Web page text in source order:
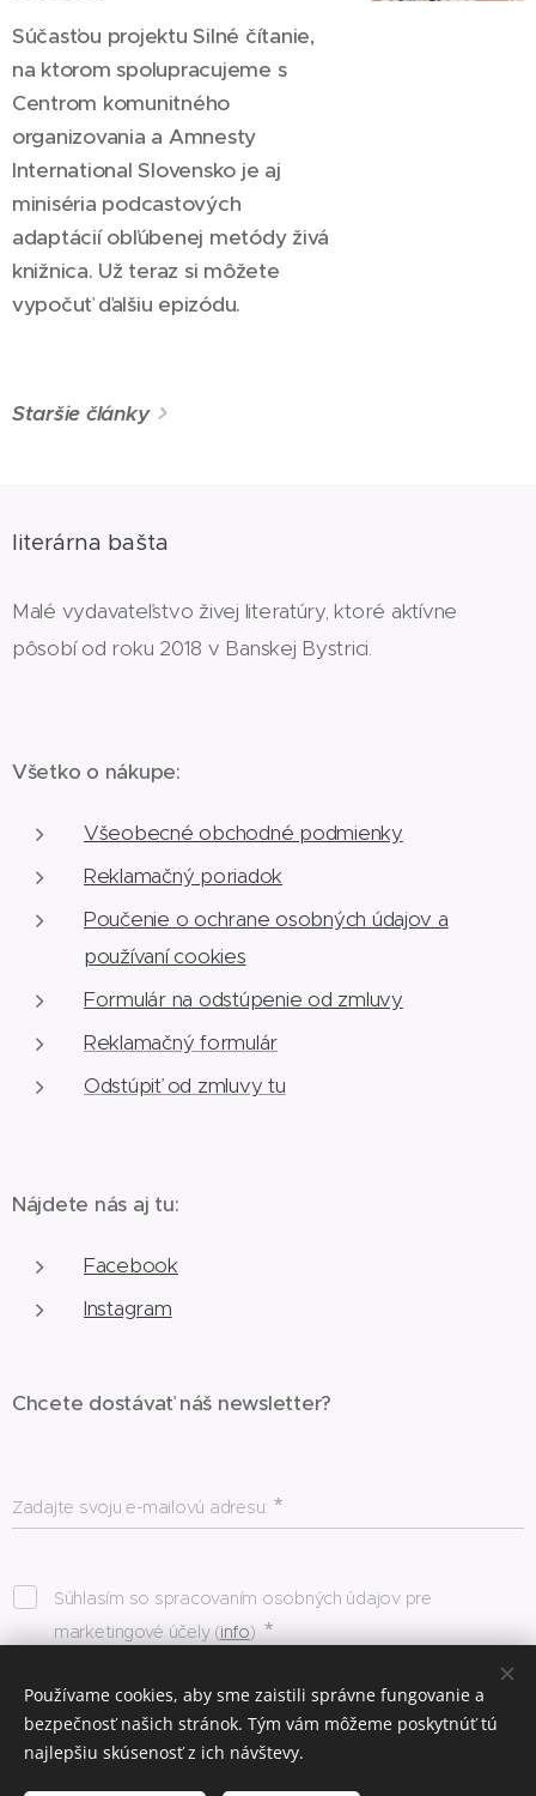
Súčasťou projektu Silné čítanie,
na ktorom spolupracujeme s
Centrom komunitného
organizovania a Amnesty
International Slovensko je aj
miniséria podcastových
adaptácií obľúbenej metódy živá
knižnica.⁠ Už teraz si môžete
vypočuť ďalšiu epizódu.
Staršie články
literárna bašta
Malé vydavateľstvo živej literatúry, ktoré aktívne
pôsobí od roku 2018 v Banskej Bystrici.
Všetko o nákupe:
Všeobecné obchodné podmienky
Reklamačný poriadok
Poučenie o ochrane osobných údajov a
používaní cookies
Formulár na odstúpenie od zmluvy
Reklamačný formulár
Odstúpiť od zmluvy tu
Nájdete nás aj tu:
Facebook
Instagram
Chcete dostávať náš newsletter?
Zadajte svoju e-mailovú adresu:
Súhlasím so spracovaním osobných údajov pre
marketingové účely (info)
Odoslať
Používame cookies, aby sme zaistili správne fungovanie a
bezpečnosť našich stránok. Tým vám môžeme poskytnúť tú
najlepšiu skúsenosť z ich návštevy.